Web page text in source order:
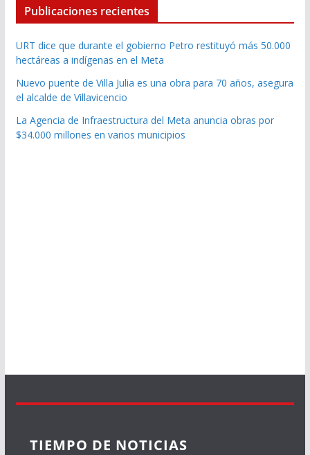
Publicaciones recientes
URT dice que durante el gobierno Petro restituyó más 50.000
hectáreas a indígenas en el Meta
Nuevo puente de Villa Julia es una obra para 70 años, asegura
el alcalde de Villavicencio
La Agencia de Infraestructura del Meta anuncia obras por
$34.000 millones en varios municipios
TIEMPO DE NOTICIAS